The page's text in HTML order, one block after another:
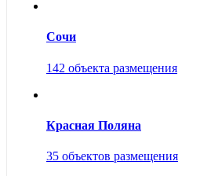
Сочи
142 объекта размещения
Красная Поляна
35 объектов размещения